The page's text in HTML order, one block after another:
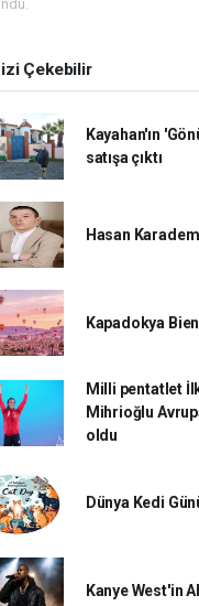
Çekebilir
Kayahan'ın
satışa çıktı
Hasan
Kapadokya
Milli pentatlet
Mihrioğlu
oldu
Dünya Kedi
Kanye West'in